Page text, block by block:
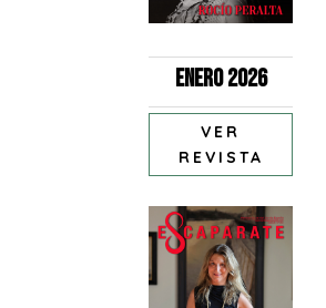
Enero 2026
VER
REVISTA